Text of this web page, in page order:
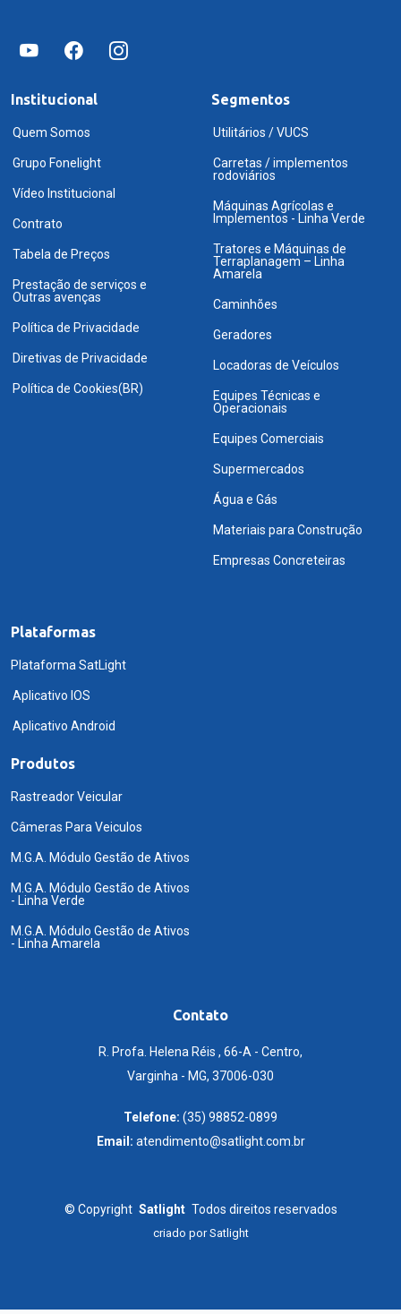
Institucional
Quem Somos
Grupo Fonelight
Vídeo Institucional
Contrato
Tabela de Preços
Prestação de serviços e
Outras avenças
Política de Privacidade
Diretivas de Privacidade
Política de Cookies(BR)
Segmentos
Utilitários / VUCS
Carretas / implementos
rodoviários
Máquinas Agrícolas e
Implementos - Linha Verde
Tratores e Máquinas de
Terraplanagem – Linha
Amarela
Caminhões
Geradores
Locadoras de Veículos
Equipes Técnicas e
Operacionais
Equipes Comerciais
Supermercados
Água e Gás
Materiais para Construção
Empresas Concreteiras
Plataformas
Plataforma SatLight
Aplicativo IOS
Aplicativo Android
Produtos
Rastreador Veicular
Câmeras Para Veiculos
M.G.A. Módulo Gestão de Ativos
M.G.A. Módulo Gestão de Ativos
- Linha Verde
M.G.A. Módulo Gestão de Ativos
- Linha Amarela
Contato
R. Profa. Helena Réis , 66-A - Centro,
Varginha - MG, 37006-030
Telefone: (35) 98852-0899
Email: atendimento@satlight.com.br
© Copyright Satlight Todos direitos reservados
criado porSatlight